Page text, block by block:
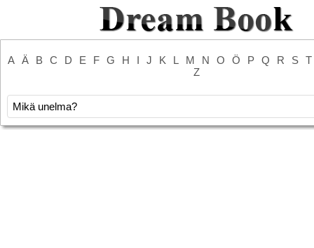
A Ä B C D E F G H I J K L M N O Ö P Q R S
T
Z